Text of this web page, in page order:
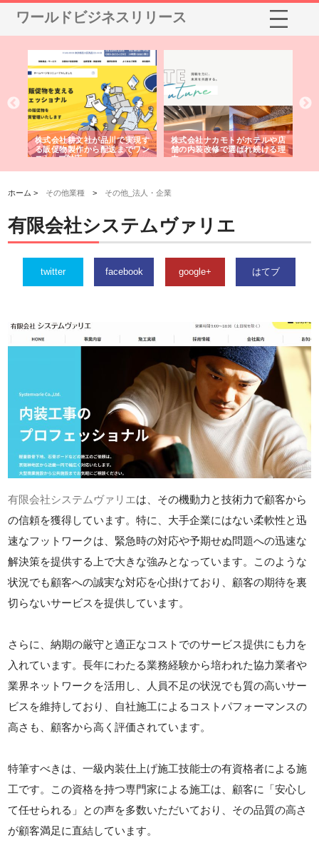
ワールドビジネスリリース
株式会社耕文社が品川で実現す
る販促物製作から配送までワン
ストップ対応
株式会社ナカモトがホテルや店
舗の内装改修で選ばれ続ける理
由
ホーム > その他業種 > その他_法人・企業
有限会社システムヴァリエ
twitter facebook google+ はてブ
有限会社システムヴァリエは、その機動力と技術力で顧客から
の信頼を獲得しています。特に、大手企業にはない柔軟性と迅
速なフットワークは、緊急時の対応や予期せぬ問題への迅速な
解決策を提供する上で大きな強みとなっています。このような
状況でも顧客への誠実な対応を心掛けており、顧客の期待を裏
切らないサービスを提供しています。
さらに、納期の厳守と適正なコストでのサービス提供にも力を
入れています。長年にわたる業務経験から培われた協力業者や
業界ネットワークを活用し、人員不足の状況でも質の高いサー
ビスを維持しており、自社施工によるコストパフォーマンスの
高さも、顧客から高く評価されています。
特筆すべきは、一級内装仕上げ施工技能士の有資格者による施
工です。この資格を持つ専門家による施工は、顧客に「安心し
て任せられる」との声を多数いただいており、その品質の高さ
が顧客満足に直結しています。